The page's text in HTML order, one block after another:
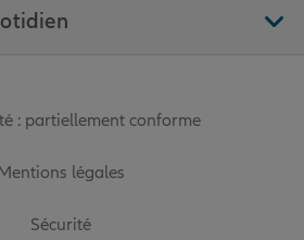
: partiellement conforme
légales
Sécurité